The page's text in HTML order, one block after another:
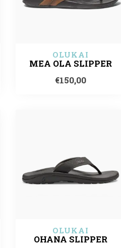
OLUKAI
MEA OLA SLIPPER
€150,00
OLUKAI
OHANA SLIPPER